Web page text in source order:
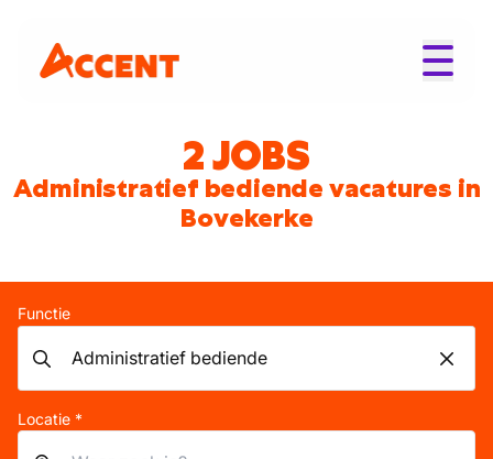
2 JOBS
Administratief bediende vacatures in
Bovekerke
Functie
Locatie *